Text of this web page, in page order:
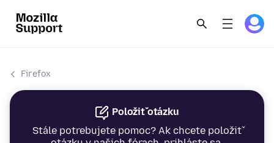
Firefox
Položiť otázku
Stále potrebujete pomoc? Ak chcete položiť